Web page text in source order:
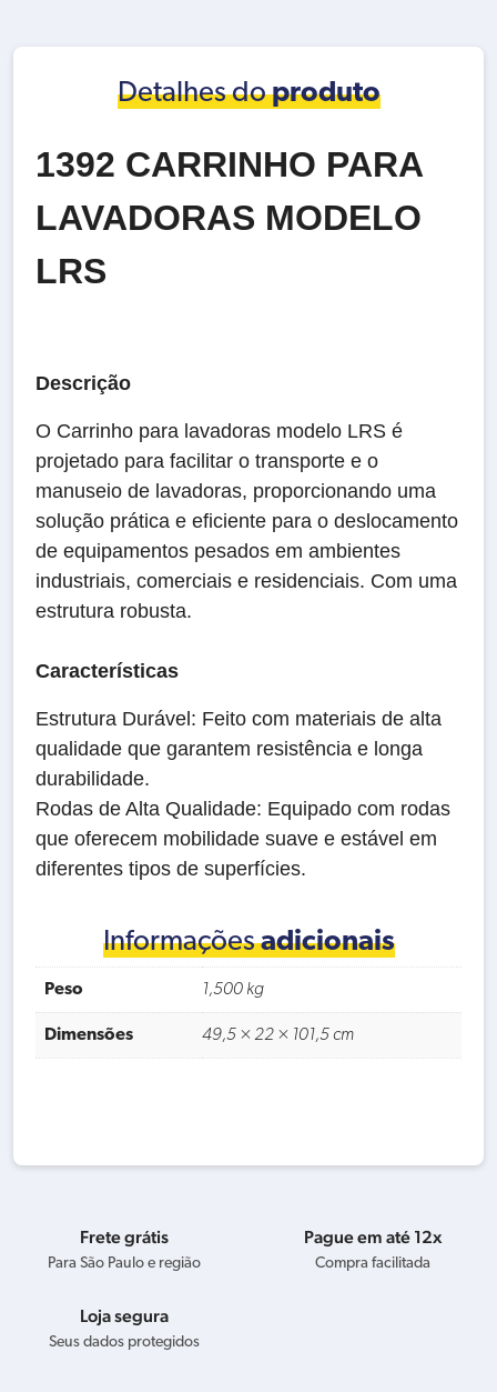
Detalhes doproduto
1392 CARRINHO PARA
LAVADORAS MODELO
LRS
Descrição
O Carrinho para lavadoras modelo LRS é
projetado para facilitar o transporte e o
manuseio de lavadoras, proporcionando uma
solução prática e eficiente para o deslocamento
de equipamentos pesados em ambientes
industriais, comerciais e residenciais. Com uma
estrutura robusta.
Características
Estrutura Durável: Feito com materiais de alta
qualidade que garantem resistência e longa
durabilidade.
Rodas de Alta Qualidade: Equipado com rodas
que oferecem mobilidade suave e estável em
diferentes tipos de superfícies.
Informaçõesadicionais
Peso 1,500 kg
Dimensões 49,5 × 22 × 101,5 cm
Frete grátis
Para São Paulo e região
Pague em até 12x
Compra facilitada
Loja segura
Seus dados protegidos